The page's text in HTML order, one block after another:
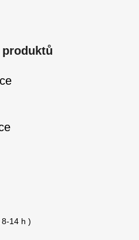
je 5 z 5 hvězdiček.
je 5 z 5 hvězdiček.
14 h )